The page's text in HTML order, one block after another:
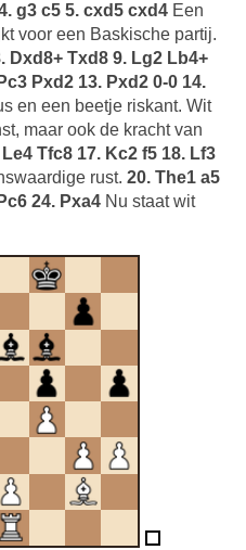
g3 c5 5. cxd5 cxd4 Een
voor een Baskische partij.
Dxd8+ Txd8 9. Lg2 Lb4+
Pxd2 13. Pxd2 0-0 14.
en een beetje riskant. Wit
maar ook de kracht van
Tfc8 17. Kc2 f5 18. Lf3
rust. 20. The1 a5
24. Pxa4 Nu staat wit